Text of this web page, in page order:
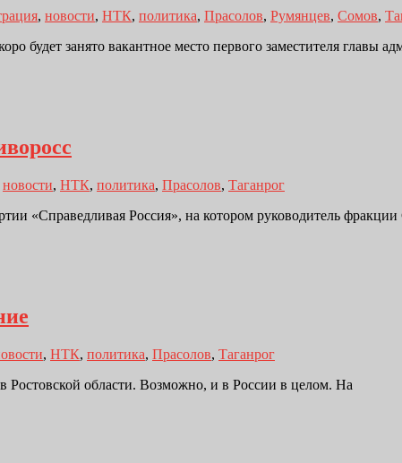
, новости, НТК, политика, Прасолов, Румянцев, Сомов,
будет занято вакантное место первого заместителя главы
новости, НТК, политика, Прасолов, Таганрог
«Справедливая Россия», на котором руководитель
, НТК, политика, Прасолов, Таганрог
Ростовской области. Возможно, и в России в целом. На